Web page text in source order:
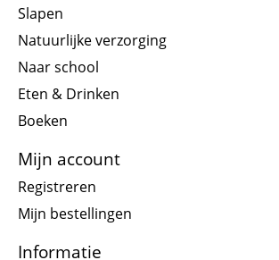
Slapen
Natuurlijke verzorging
Naar school
Eten & Drinken
Boeken
Mijn account
Registreren
Mijn bestellingen
Informatie